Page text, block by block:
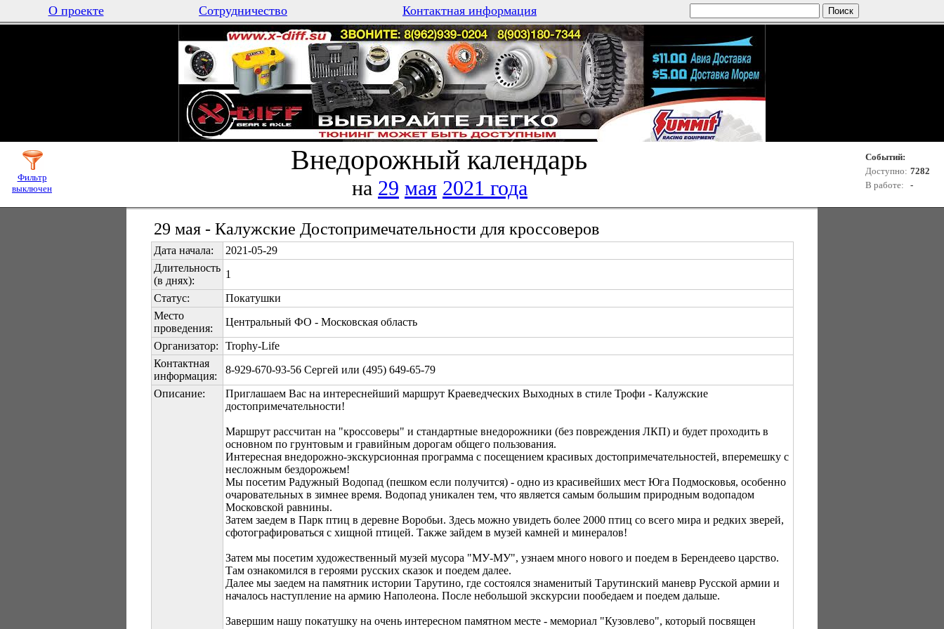
О проекте Сотрудничество Контактная информация
Фильтр
выключен
Внедорожный календарь
Событий:
Доступно: 7282
В работе:
-
на 29 мая 2021 года
29 мая - Калужские Достопримечательности для кроссоверов
Дата начала:
2021-05-29
Длительность
(в днях):
1
Статус:
Покатушки
Место
проведения:
Центральный ФО - Московская область
Организатор:
Trophy-Life
Контактная
информация:
8-929-670-93-56 Сергей или (495) 649-65-79
Описание:
Приглашаем Вас на интереснейший маршрут Краеведческих Выходных в стиле Трофи - Калужские
достопримечательности!
Маршрут рассчитан на "кроссоверы" и стандартные внедорожники (без повреждения ЛКП) и будет проходить в
основном по грунтовым и гравийным дорогам общего пользования.
Интересная внедорожно-экскурсионная программа с посещением красивых достопримечательностей, вперемешку с
несложным бездорожьем!
Мы посетим Радужный Водопад (пешком если получится) - одно из красивейших мест Юга Подмосковья, особенно
очаровательных в зимнее время. Водопад уникален тем, что является самым большим природным водопадом
Московской равнины.
Затем заедем в Парк птиц в деревне Воробьи. Здесь можно увидеть более 2000 птиц со всего мира и редких зверей,
сфотографироваться с хищной птицей. Также зайдем в музей камней и минералов!
Затем мы посетим художественный музей мусора "МУ-МУ", узнаем много нового и поедем в Берендеево царство.
Там ознакомился в героями русских сказок и поедем далее.
Далее мы заедем на памятник истории Тарутино, где состоялся знаменитый Тарутинский маневр Русской армии и
началось наступление на армию Наполеона. После небольшой экскурсии пообедаем и поедем дальше.
Завершим нашу покатушку на очень интересном памятном месте - мемориал "Кузовлево", который посвящен